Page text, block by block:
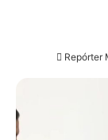
Repórter